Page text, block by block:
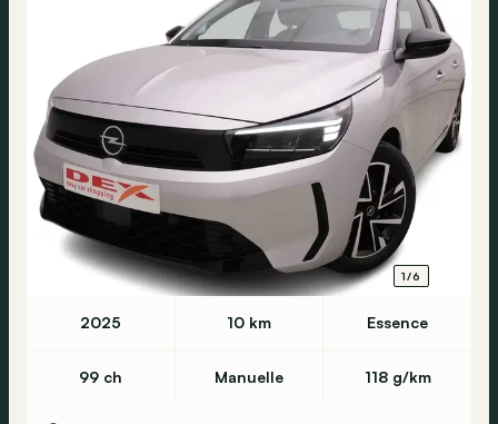
1/6
2025 10 km Essence
99 ch Manuelle 118 g/km